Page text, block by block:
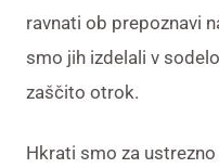
ravnati ob prepoznavi
smo jih izdelali v
zaščito otrok.
Hkrati smo za